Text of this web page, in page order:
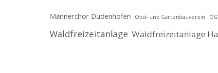
Männerchor Dudenhofen Obst- und Gartenbauverein
Waldfreizeitanlage Waldfreizeitanlage